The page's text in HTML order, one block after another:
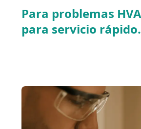
Para problemas
para servicio rápido.